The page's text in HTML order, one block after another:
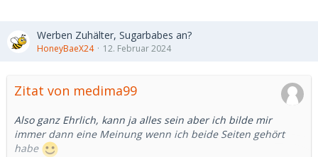
Werben Zuhälter, Sugarbabes an?
HoneyBaeX24 12. Februar 2024
Zitat von medima99
Also ganz Ehrlich, kann ja alles sein aber ich bilde mir
immer dann eine Meinung wenn ich beide Seiten gehört
habe